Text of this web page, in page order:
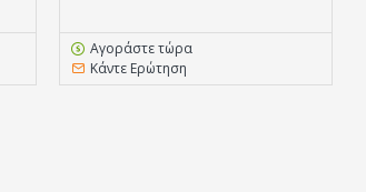
Αγοράστε τώρα
Κάντε Ερώτηση